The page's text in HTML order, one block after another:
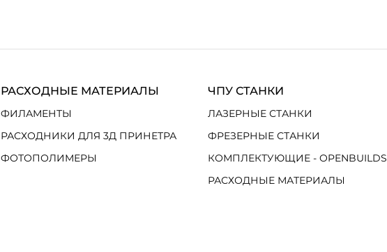
РАСХОДНЫЕ МАТЕРИАЛЫ
ФИЛАМЕНТЫ
РАСХОДНИКИ ДЛЯ 3Д ПРИНЕТРА
ФОТОПОЛИМЕРЫ
ЧПУ СТАНКИ
ЛАЗЕРНЫЕ СТАНКИ
ФРЕЗЕРНЫЕ СТАНКИ
КОМПЛЕКТУЮЩИЕ - OPENBUILDS
РАСХОДНЫЕ МАТЕРИАЛЫ